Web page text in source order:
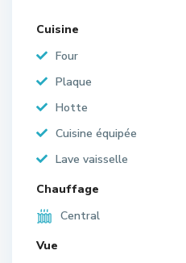
Cuisine
Four
Plaque
Hotte
Cuisine équipée
Lave vaisselle
Chauffage
Central
Vue